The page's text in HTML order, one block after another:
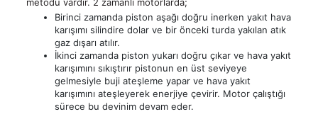
Jeneratör
Çözümleri
Uzaktan
İzleme,
Kontrol
Bulut
TR
metodu vardır. 2 zamanlı motorlarda;
Birinci zamanda piston aşağı doğru inerken yakıt hava
karışımı silindire dolar ve bir önceki turda yakılan atık
gaz dışarı atılır.
İkinci zamanda piston yukarı doğru çıkar ve hava yakıt
karışımını sıkıştırır pistonun en üst seviyeye
gelmesiyle buji ateşleme yapar ve hava yakıt
karışımını ateşleyerek enerjiye çevirir. Motor çalıştığı
sürece bu devinim devam eder.